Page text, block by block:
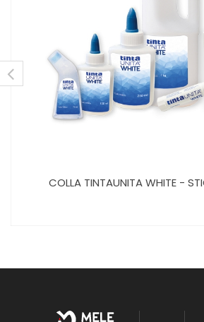
COLLA TINTAUNITA WHITE -